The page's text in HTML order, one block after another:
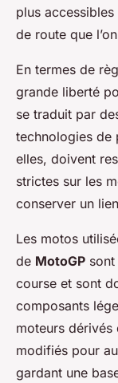
plus
de route que
En termes de
grande liberté
se traduit par
technologies de
elles, doivent
strictes sur les
conserver un
Les motos
de MotoGP
course et sont
composants
moteurs dérivés
modifiés pour
gardant une